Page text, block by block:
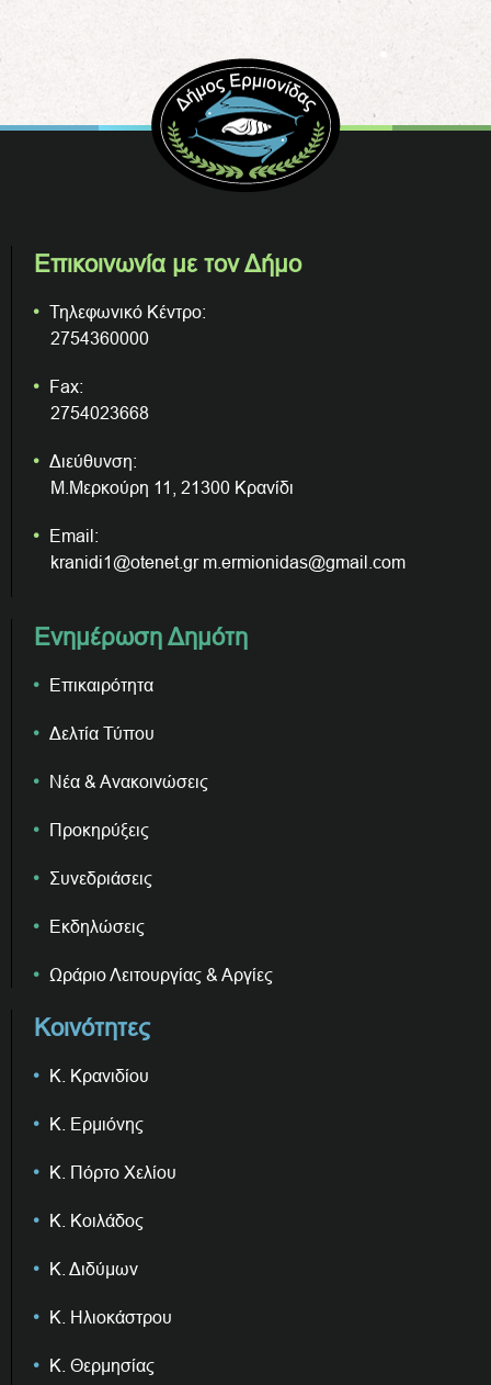
Επικοινωνία με τον Δήμο
Τηλεφωνικό Κέντρο:
2754360000
Fax:
2754023668
Διεύθυνση:
Μ.Μερκούρη 11, 21300 Κρανίδι
Email:
kranidi1@otenet.gr m.ermionidas@gmail.com
Ενημέρωση Δημότη
Επικαιρότητα
Δελτία Τύπου
Νέα & Ανακοινώσεις
Προκηρύξεις
Συνεδριάσεις
Εκδηλώσεις
Ωράριο Λειτουργίας & Αργίες
Κοινότητες
Κ. Κρανιδίου
Κ. Ερμιόνης
Κ. Πόρτο Χελίου
Κ. Κοιλάδος
Κ. Διδύμων
Κ. Ηλιοκάστρου
Κ. Θερμησίας